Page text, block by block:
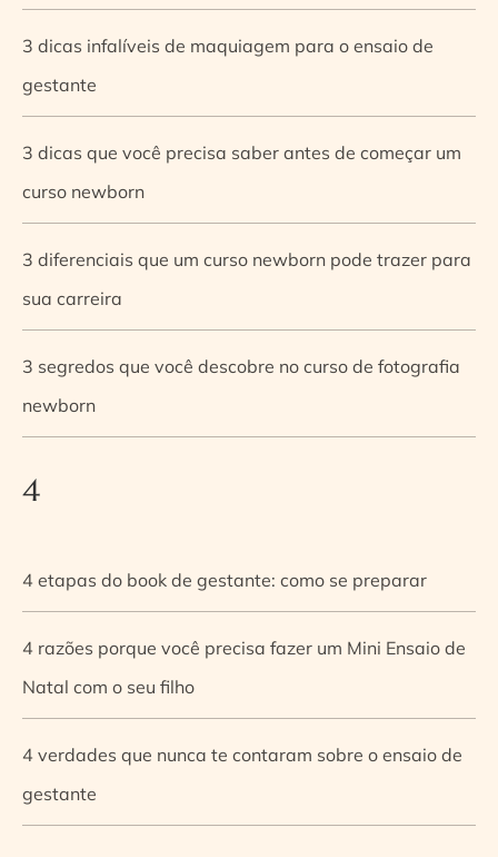
3 dicas infalíveis de maquiagem para o ensaio de
gestante
3 dicas que você precisa saber antes de começar um
curso newborn
3 diferenciais que um curso newborn pode trazer para
sua carreira
3 segredos que você descobre no curso de fotografia
newborn
4
4 etapas do book de gestante: como se preparar
4 razões porque você precisa fazer um Mini Ensaio de
Natal com o seu filho
4 verdades que nunca te contaram sobre o ensaio de
gestante